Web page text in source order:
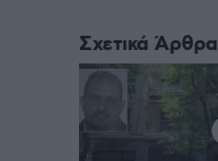
Σχετικά Άρθρα